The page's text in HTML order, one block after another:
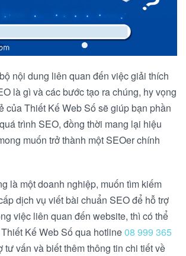
nội dung liên quan đến việc giải thích
là gì và các bước tạo ra chúng, hy vọng
của Thiết Kế Web Số sẽ giúp bạn phần
trình SEO, đồng thời mang lại hiệu
muốn trở thành một SEOer chính
là một doanh nghiệp, muốn tìm kiếm
dịch vụ viết bài chuẩn SEO để hỗ trợ
việc liên quan đến website, thì có thể
Kế Web Số qua hotline08 999 365
tư vấn và biết thêm thông tin chi tiết về